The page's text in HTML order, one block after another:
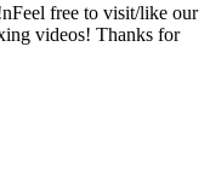
free to visit/like our
videos! Thanks for